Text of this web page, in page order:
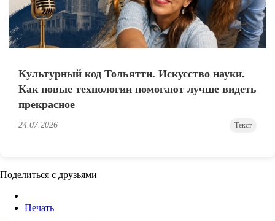
Культурный код Тольятти. Искусство науки.
Как новые технологии помогают лучше видеть
прекрасное
24.07.2026 Текст
Поделиться с друзьями
Печать